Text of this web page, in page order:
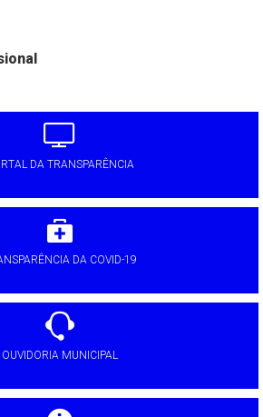
DA TRANSPARÊNCIA
DA COVID-19
OUVIDORIA MUNICIPAL